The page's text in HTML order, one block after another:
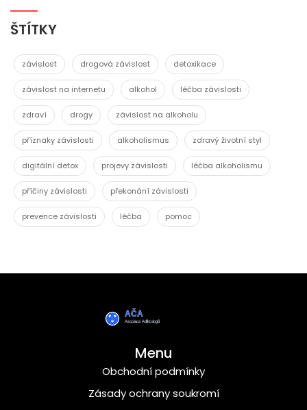
ŠTÍTKY
závislost drogová závislost detoxikace
závislost na internetu alkohol léčba závislosti
zdraví drogy závislost na alkoholu
příznaky závislosti alkoholismus zdravý životní styl
digitální detox projevy závislosti léčba alkoholismu
příčiny závislosti překonání závislosti
prevence závislosti léčba pomoc
Menu
Obchodní podmínky
Zásady ochrany soukromí